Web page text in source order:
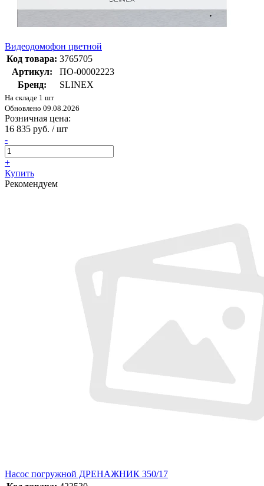
Видеодомофон цветной
Код товара: 3765705
Артикул:
ПО-00002223
Бренд:
SLINEX
На складе 1 шт
Обновлено 09.08.2026
Розничная цена:
16 835 руб. / шт
-
+
Купить
Рекомендуем
Насос погружной ДРЕНАЖНИК 350/17